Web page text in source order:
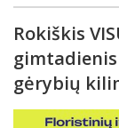
Rokiškis
gėrybių